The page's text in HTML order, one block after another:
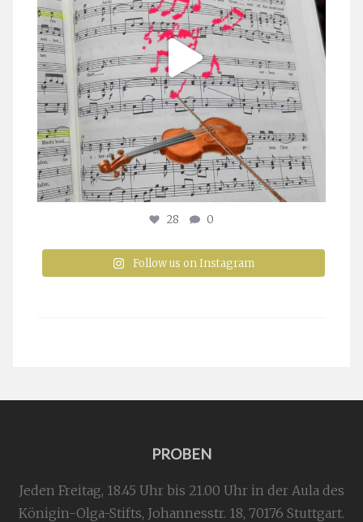
28 0
Follow us on Instagram
PROBEN
Jeden Freitag, 18.45 Uhr bis 21.00 Uhr in der Aula des
Königin-Olga-Stifts, Johannesstr. 18, 70176 Stuttgart.